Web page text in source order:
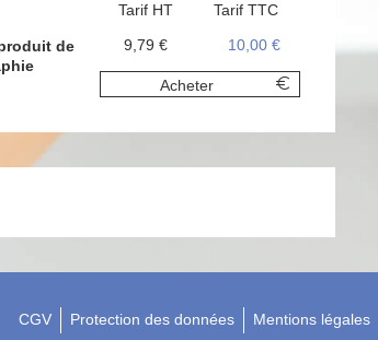
de
Tarif HT
9,79 €
Tarif TTC
10,00 €
Acheter
CGV Protection des données Mentions légales